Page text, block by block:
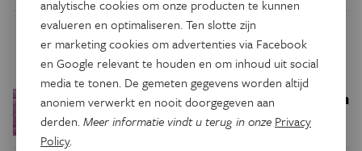
Trending
Ruimte Een bakkerij op 400 miljoen
kilometer van de aarde
analytische cookies om onze producten te kunnen
evalueren en optimaliseren. Ten slotte zijn
er marketing cookies om advertenties via Facebook
en Google relevant te houden en om inhoud uit social
media te tonen. De gemeten gegevens worden altijd
anoniem verwerkt en nooit doorgegeven aan
derden.Meer informatie vindt u terug in onze Privacy
Policy.